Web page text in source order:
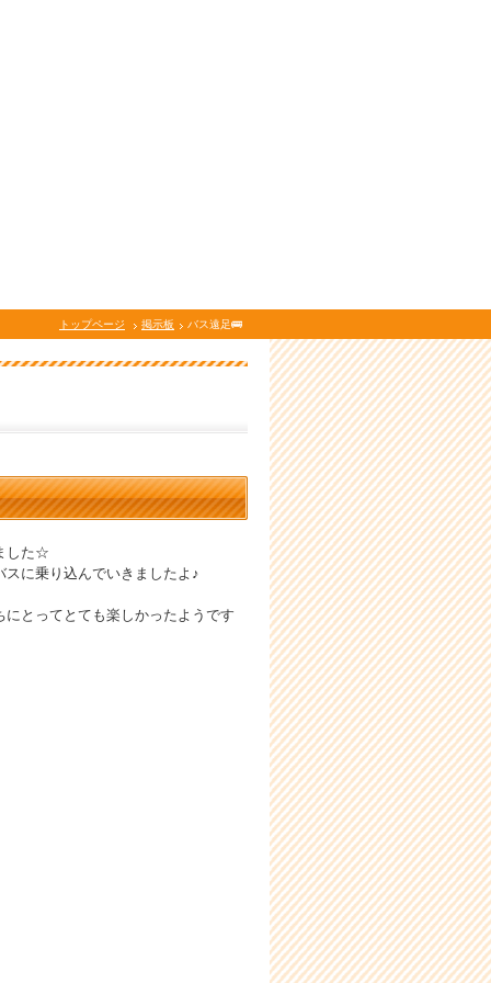
トップページ 掲示板 バス遠足🚌
した☆
に乗り込んでいきましたよ♪
とってとても楽しかったようです